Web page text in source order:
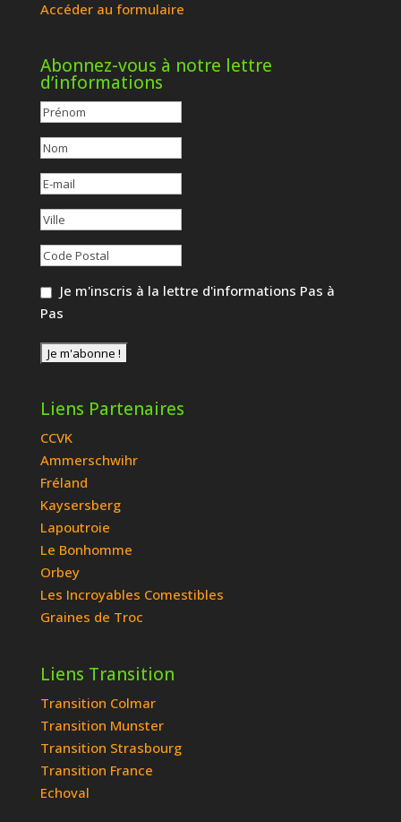
Accéder au formulaire
Abonnez-vous à notre lettre
d’informations
Je m'inscris à la lettre d'informations Pas à
Pas
Liens Partenaires
CCVK
Ammerschwihr
Fréland
Kaysersberg
Lapoutroie
Le Bonhomme
Orbey
Les Incroyables Comestibles
Graines de Troc
Liens Transition
Transition Colmar
Transition Munster
Transition Strasbourg
Transition France
Echoval